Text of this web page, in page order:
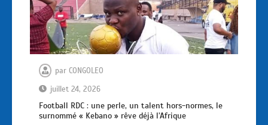
par CONGOLEO
juillet 24, 2026
Football RDC : une perle, un talent hors-normes, le
surnommé « Kebano » rêve déjà l’Afrique